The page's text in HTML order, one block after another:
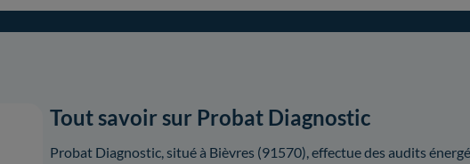
Tout savoir sur Probat Diagnostic
Probat Diagnostic, situé à Bièvres (91570), effectue des audits